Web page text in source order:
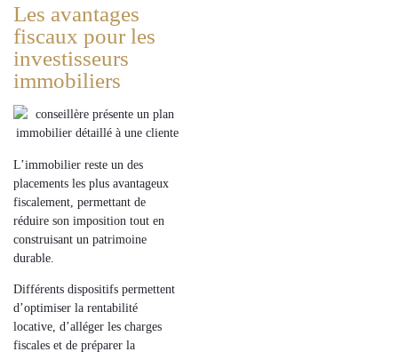
Les avantages
fiscaux pour les
investisseurs
immobiliers
L’immobilier reste un des
placements les plus avantageux
fiscalement , permettant de
réduire son imposition tout en
construisant un patrimoine
durable
Différents dispositifs permettent
d’optimiser la rentabilité
locative, d’alléger les charges
fiscales et de préparer la